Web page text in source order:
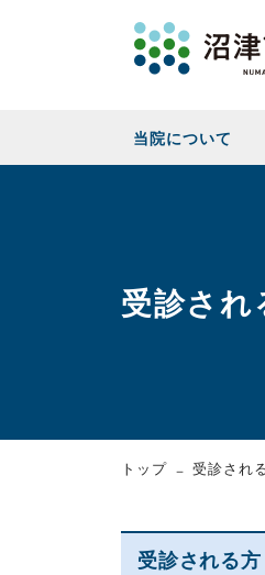
当院について
受診され
トップ 受診され
受診される方